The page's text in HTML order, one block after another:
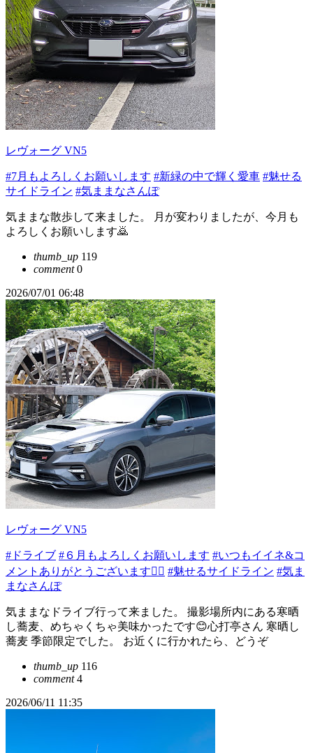
レヴォーグ VN5
#7月もよろしくお願いします #新緑の中で輝く愛車 #魅せる
サイドライン #気ままなさんぽ
気ままな散歩して来ました。 月が変わりましたが、今月も
よろしくお願いします🙇
thumb_up 119
comment0
2026/07/01 06:48
レヴォーグ VN5
#ドライブ #６月もよろしくお願いします #いつもイイネ&コ
メントありがとうございます🙇‍♂️ #魅せるサイドライン #気ま
まなさんぽ
気ままなドライブ行って来ました。 撮影場所内にある寒晒
し蕎麦、めちゃくちゃ美味かったです😊心打亭さん 寒晒し
蕎麦 季節限定でした。 お近くに行かれたら、どうぞ
thumb_up 116
comment4
2026/06/11 11:35